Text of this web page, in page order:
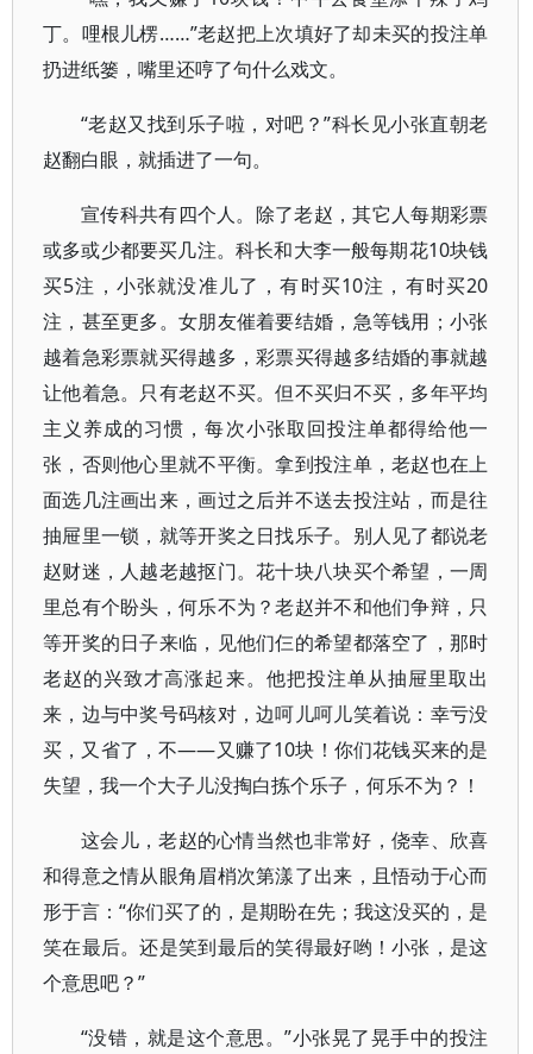
丁。哩根儿楞……”老赵把上次填好了却未买的投注单
扔进纸篓，嘴里还哼了句什么戏文。
“老赵又找到乐子啦，对吧？”科长见小张直朝老
赵翻白眼，就插进了一句。
宣传科共有四个人。除了老赵，其它人每期彩票
或多或少都要买几注。科长和大李一般每期花10块钱
买5注，小张就没准儿了，有时买10注，有时买20
注，甚至更多。女朋友催着要结婚，急等钱用；小张
越着急彩票就买得越多，彩票买得越多结婚的事就越
让他着急。只有老赵不买。但不买归不买，多年平均
主义养成的习惯，每次小张取回投注单都得给他一
张，否则他心里就不平衡。拿到投注单，老赵也在上
面选几注画出来，画过之后并不送去投注站，而是往
抽屉里一锁，就等开奖之日找乐子。别人见了都说老
赵财迷，人越老越抠门。花十块八块买个希望，一周
里总有个盼头，何乐不为？老赵并不和他们争辩，只
等开奖的日子来临，见他们仨的希望都落空了，那时
老赵的兴致才高涨起来。他把投注单从抽屉里取出
来，边与中奖号码核对，边呵儿呵儿笑着说：幸亏没
买，又省了，不——又赚了10块！你们花钱买来的是
失望，我一个大子儿没掏白拣个乐子，何乐不为？！
这会儿，老赵的心情当然也非常好，侥幸、欣喜
和得意之情从眼角眉梢次第漾了出来，且悟动于心而
形于言：“你们买了的，是期盼在先；我这没买的，是
笑在最后。还是笑到最后的笑得最好哟！小张，是这
个意思吧？”
“没错，就是这个意思。”小张晃了晃手中的投注